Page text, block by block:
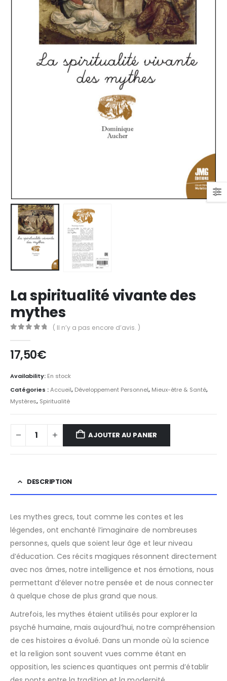
La spiritualité vivante des
mythes
( Il n’y a pas encore d’avis. )
17,50€
Availability: En stock
Catégories :Accueil, Développement Personnel, Mieux-être & Santé,
Mystères, Spiritualité
AJOUTER AU PANIER
DESCRIPTION
Les mythes grecs, tout comme les contes et les
légendes, ont enchanté l’imaginaire de nombreuses
personnes, quels que soient leur âge et leur niveau
d’éducation. Ces récits magiques résonnent directement
avec nos âmes, notre intelligence et nos émotions, nous
permettant d’élever notre pensée et de nous connecter
à quelque chose de plus grand que nous.
Autrefois, les mythes étaient utilisés pour explorer la
psyché humaine, mais aujourd’hui, notre compréhension
de ces histoires a évolué. Dans un monde où la science
et la religion sont souvent vues comme étant en
opposition, les sciences quantiques ont permis d’établir